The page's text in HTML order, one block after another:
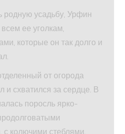
родную усадьбу, Урфин
ее уголкам,
которые он так долго и
от огорода
и схватился за сердце. В
поросль ярко-
колючими стеблями.